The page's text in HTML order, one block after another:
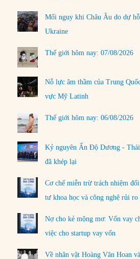
Mối nguy khi Châu Âu do dự
Ukraine
Thế giới hôm nay: 07/08/2026
Nỗ lực âm thầm của Trung
vực Mỹ Latinh
Thế giới hôm nay: 06/08/2026
Kỷ nguyên Ấn Độ Dương -
đã khép lại
Cơ chế miễn trừ trách nhiệm
tư khoa học và công nghệ rủi ro
Nợ cho kẻ mộng mơ: Vốn vay
việc cho startup vay vốn
Về nhân vật Hoàng Văn Hoan